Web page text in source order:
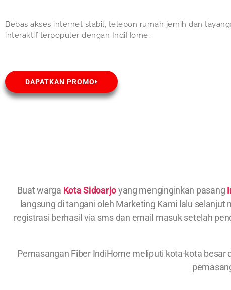
Bebas akses internet stabil, telepon rumah jernih dan
interaktif terpopuler dengan IndiHome.
DAPATKAN PROMO
Buat warga Kota Sidoarjoyang menginginkan pasang
langsung di tangani oleh Marketing Kami lalu
registrasi berhasil via sms dan email masuk setelah
Pemasangan Fiber IndiHome meliputi kota-kota